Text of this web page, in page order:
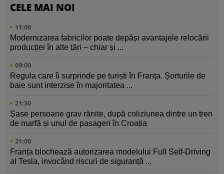
CELE MAI NOI
11:00
Modernizarea fabricilor poate depăși avantajele relocării
producției în alte țări – chiar și ...
09:00
Regula care îi surprinde pe turiști în Franța. Șorturile de
baie sunt interzise în majoritatea ...
21:30
Șase persoane grav rănite, după coliziunea dintre un tren
de marfă și unul de pasageri în Croația
21:00
Franța blochează autorizarea modelului Full Self-Driving
al Tesla, invocând riscuri de siguranță ...